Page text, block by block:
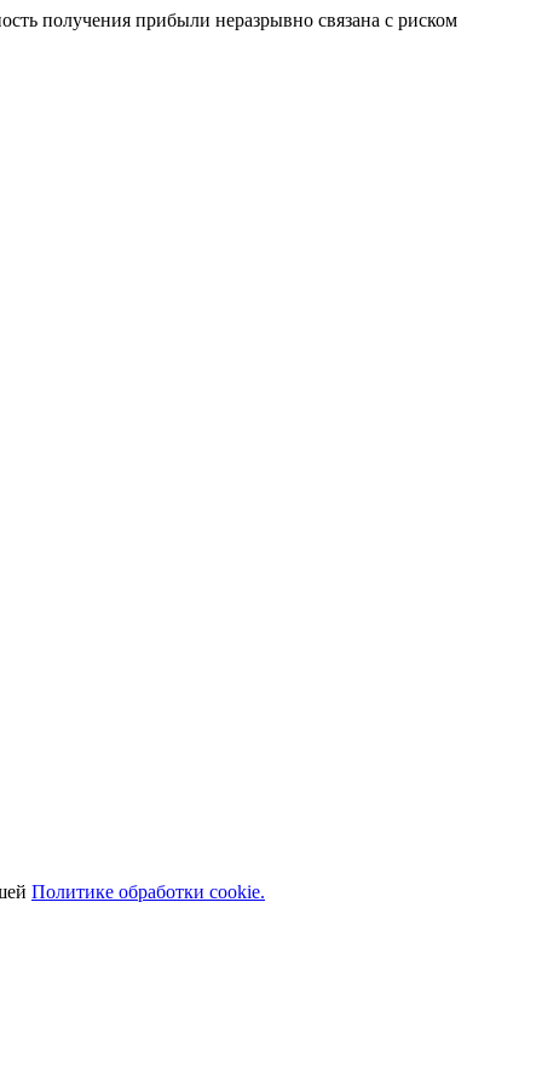
получения прибыли неразрывно связана с риском
Политике обработки cookie.